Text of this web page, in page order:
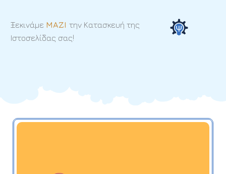
Ξεκινάμε ΜΑΖΙ την Κατασκευή της
Ιστοσελίδας σας!